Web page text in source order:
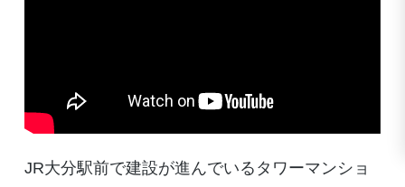
JR大分駅前で建設が進んでいるタワーマンショ